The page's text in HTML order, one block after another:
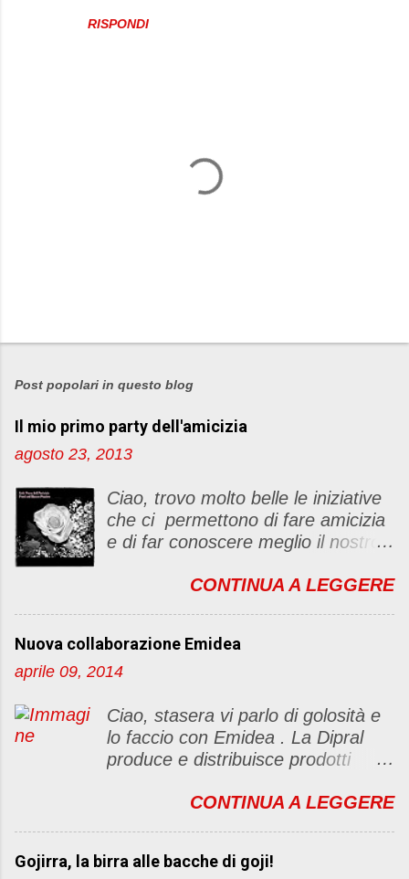
RISPONDI
P
s
a
u
c
o
m
m
t
o
Post popolari in questo blog
Il mio primo party dell'amicizia
agosto 23, 2013
Ciao, trovo molto belle le iniziative
che ci permettono di fare amicizia
e di far conoscere meglio il nostro
un "party" dell'amicizia .... Mi
post, ma anche di sentimenti ed
emozioni. Non siete obbligate a
avete il tempo bene, altrimenti no
problem. :D Le regole sono le
seguenti 1) Prelevare l'immagine
blog con il link del mio
http://foodandbeautypassion.blogs
dellamicizia.html 2) Diventare
CONTINUA A LEGGERE
Nuova collaborazione Emidea
aprile 09, 2014
Ciao, stasera vi parlo di golosità e
lo faccio con Emidea . La Dipral
produce e distribuisce prodotti
qualità a marchio Emidea (rivolti
qualità prima di tutto. dai classi
CONTINUA A LEGGERE
Gojirra, la birra alle bacche di goji!